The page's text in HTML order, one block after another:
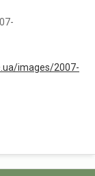
images/2007-